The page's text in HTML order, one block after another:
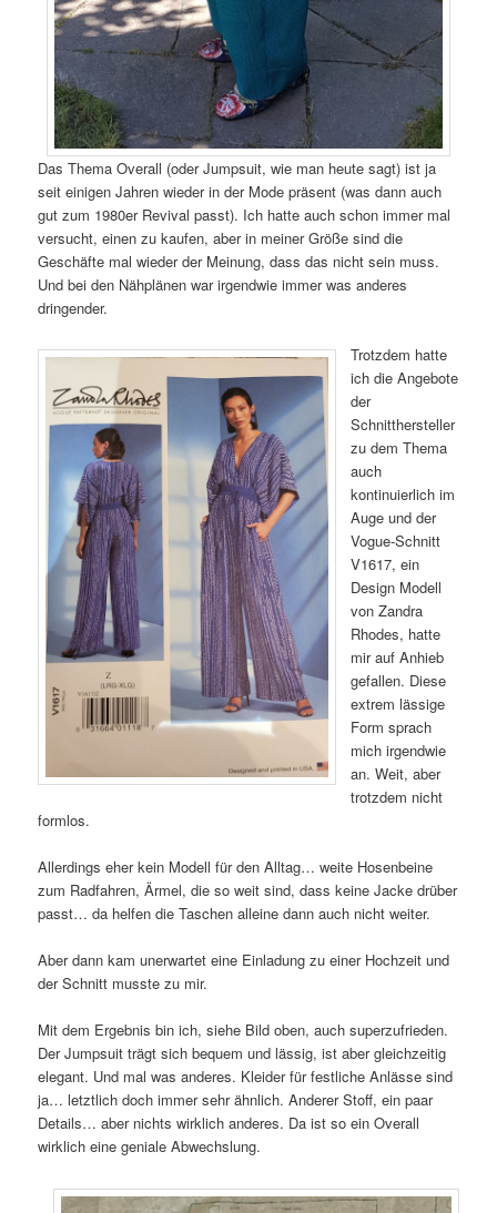
Das Thema Overall (oder Jumpsuit, wie man heute sagt) ist ja
seit einigen Jahren wieder in der Mode präsent (was dann auch
gut zum 1980er Revival passt). Ich hatte auch schon immer mal
versucht, einen zu kaufen, aber in meiner Größe sind die
Geschäfte mal wieder der Meinung, dass das nicht sein muss.
Und bei den Nähplänen war irgendwie immer was anderes
dringender.
Trotzdem hatte
ich die Angebote
der
Schnitthersteller
zu dem Thema
auch
kontinuierlich im
Auge und der
Vogue-Schnitt
V1617, ein
Design Modell
von Zandra
Rhodes, hatte
mir auf Anhieb
gefallen. Diese
extrem lässige
Form sprach
mich irgendwie
an. Weit, aber
trotzdem nicht
formlos.
Allerdings eher kein Modell für den Alltag… weite Hosenbeine
zum Radfahren, Ärmel, die so weit sind, dass keine Jacke drüber
passt… da helfen die Taschen alleine dann auch nicht weiter.
Aber dann kam unerwartet eine Einladung zu einer Hochzeit und
der Schnitt musste zu mir.
Mit dem Ergebnis bin ich, siehe Bild oben, auch superzufrieden.
Der Jumpsuit trägt sich bequem und lässig, ist aber gleichzeitig
elegant. Und mal was anderes. Kleider für festliche Anlässe sind
ja… letztlich doch immer sehr ähnlich. Anderer Stoff, ein paar
Details… aber nichts wirklich anderes. Da ist so ein Overall
wirklich eine geniale Abwechslung.